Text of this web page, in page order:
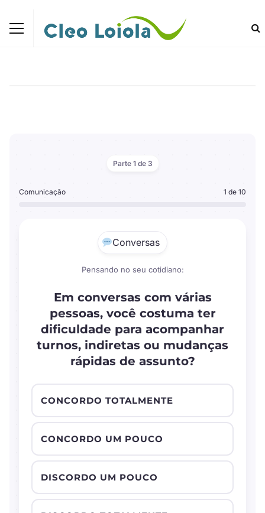
Parte 1 de 3
Comunicação 1 de 10
Conversas
Pensando no seu cotidiano:
Em conversas com várias
pessoas, você costuma ter
dificuldade para acompanhar
turnos, indiretas ou mudanças
rápidas de assunto?
CONCORDO TOTALMENTE
CONCORDO UM POUCO
DISCORDO UM POUCO